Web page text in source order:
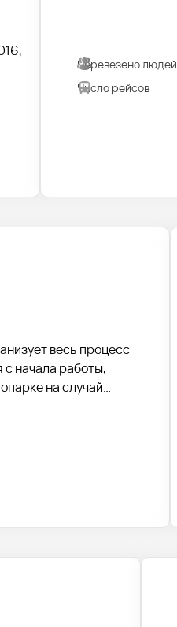
Перевезено людей
Число рейсов
весь процесс
начала работы,
на случай